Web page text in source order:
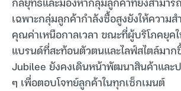
เฉพาะกลุ่มลูกค้ากำลังซื้อสูงยังให้ควา
คุณค่าเหนือกาลเวลา ขณะที่ผู้บริโภคยุค
แบรนด์ที่สะท้อนตัวตนและไลฟ์สไตล์มาก
Jubilee ยังคงเดินหน้าพัฒนาสินค้าและ
ๆ เพื่อตอบโจทย์ลูกค้าในทุกเซ็กเมนต์